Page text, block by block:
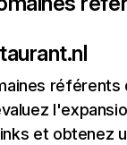
référents
et obtenez